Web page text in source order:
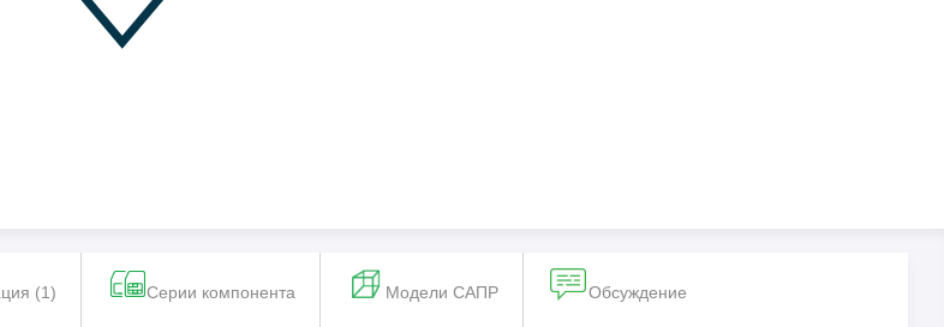
(1) Серии компонента Модели САПР Обсуждение